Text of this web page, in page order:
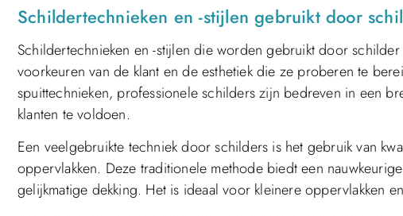
Schildertechnieken en -stijlen gebruikt door
Schildertechnieken en -stijlen die worden gebruikt door
voorkeuren van de klant en de esthetiek die ze proberen te
spuittechnieken, professionele schilders zijn bedreven in een
klanten te voldoen.
Een veelgebruikte techniek door schilders is het gebruik van
oppervlakken. Deze traditionele methode biedt een
gelijkmatige dekking. Het is ideaal voor kleinere oppervlakken